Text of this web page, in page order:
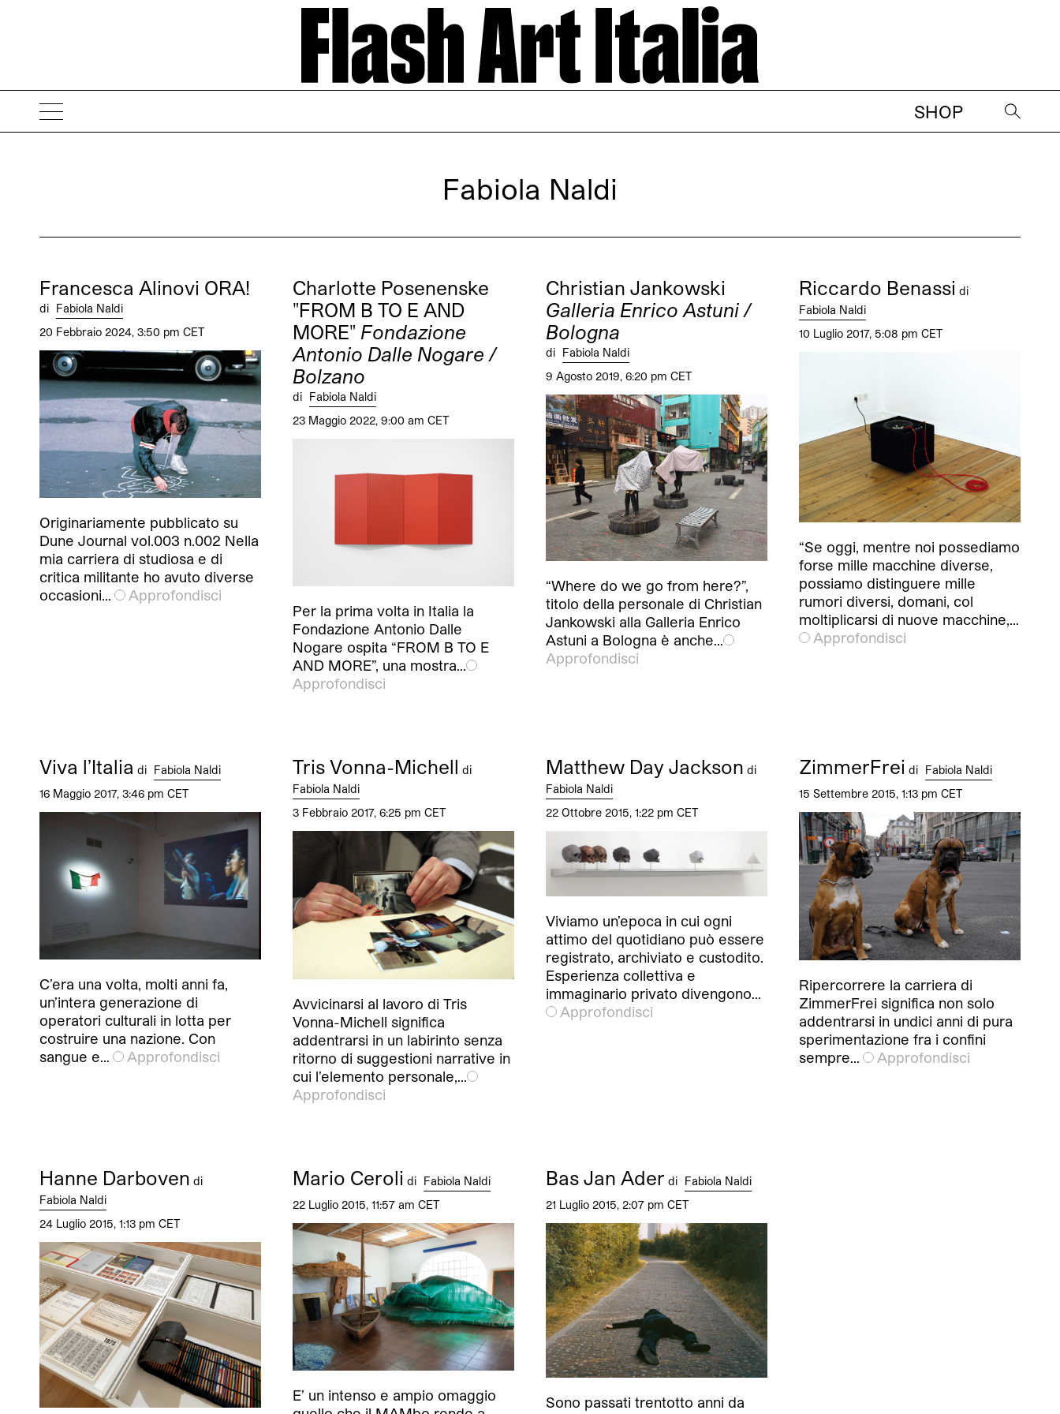
SHOP
Fabiola Naldi
Francesca Alinovi ORA!
di Fabiola Naldi
20 Febbraio 2024, 3:50 pm CET
Originariamente pubblicato su
Dune Journal vol.003 n.002 Nella
mia carriera di studiosa e di
critica militante ho avuto diverse
occasioni…
Approfondisci
Charlotte Posenenske
"FROM B TO E AND
MORE" Fondazione
Antonio Dalle Nogare /
Bolzano
di Fabiola Naldi
23 Maggio 2022, 9:00 am CET
Per la prima volta in Italia la
Fondazione Antonio Dalle
Nogare ospita “FROM B TO E
AND MORE”, una mostra…
Approfondisci
Christian Jankowski
Galleria Enrico Astuni /
Bologna
di Fabiola Naldi
9 Agosto 2019, 6:20 pm CET
“Where do we go from here?”,
titolo della personale di Christian
Jankowski alla Galleria Enrico
Astuni a Bologna è anche…
Approfondisci
Riccardo Benassi di
Fabiola Naldi
10 Luglio 2017, 5:08 pm CET
“Se oggi, mentre noi possediamo
forse mille macchine diverse,
possiamo distinguere mille
rumori diversi, domani, col
moltiplicarsi di nuove macchine,…
Approfondisci
Viva l’Italia di Fabiola Naldi
16 Maggio 2017, 3:46 pm CET
C’era una volta, molti anni fa,
un’intera generazione di
operatori culturali in lotta per
costruire una nazione. Con
sangue e…
Approfondisci
Tris Vonna-Michell di
Fabiola Naldi
3 Febbraio 2017, 6:25 pm CET
Avvicinarsi al lavoro di Tris
Vonna-Michell significa
addentrarsi in un labirinto senza
ritorno di suggestioni narrative in
cui l’elemento personale,…
Approfondisci
Matthew Day Jackson di
Fabiola Naldi
22 Ottobre 2015, 1:22 pm CET
Viviamo un’epoca in cui ogni
attimo del quotidiano può essere
registrato, archiviato e custodito.
Esperienza collettiva e
immaginario privato divengono…
Approfondisci
ZimmerFrei di Fabiola Naldi
15 Settembre 2015, 1:13 pm CET
Ripercorrere la carriera di
ZimmerFrei significa non solo
addentrarsi in undici anni di pura
sperimentazione fra i confini
sempre…
Approfondisci
Hanne Darboven di
Fabiola Naldi
24 Luglio 2015, 1:13 pm CET
Mario Ceroli di Fabiola Naldi
22 Luglio 2015, 11:57 am CET
E’ un intenso e ampio omaggio
Bas Jan Ader di Fabiola Naldi
21 Luglio 2015, 2:07 pm CET
Sono passati trentotto anni da